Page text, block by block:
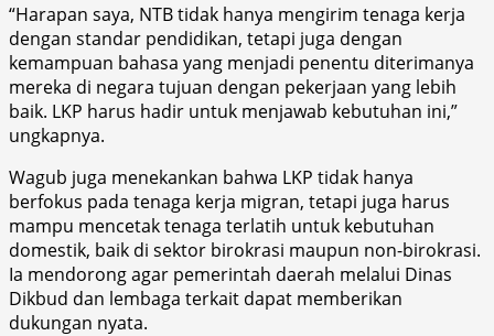
“Harapan saya, NTB tidak hanya mengirim tenaga kerja
dengan standar pendidikan, tetapi juga dengan
kemampuan bahasa yang menjadi penentu diterimanya
mereka di negara tujuan dengan pekerjaan yang lebih
baik. LKP harus hadir untuk menjawab kebutuhan ini,”
ungkapnya.
Wagub juga menekankan bahwa LKP tidak hanya
berfokus pada tenaga kerja migran, tetapi juga harus
mampu mencetak tenaga terlatih untuk kebutuhan
domestik, baik di sektor birokrasi maupun non-birokrasi.
Ia mendorong agar pemerintah daerah melalui Dinas
Dikbud dan lembaga terkait dapat memberikan
dukungan nyata.